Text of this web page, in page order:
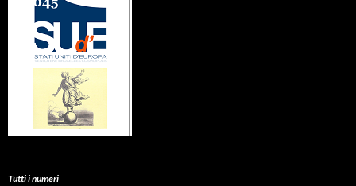
Tutti i numeri